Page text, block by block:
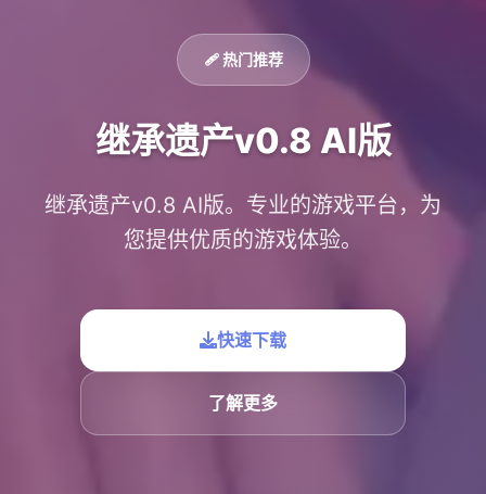
🩹 热门推荐
继承遗产v0.8 AI版
继承遗产v0.8 AI版。专业的游戏平台，为
您提供优质的游戏体验。
快速下载
了解更多